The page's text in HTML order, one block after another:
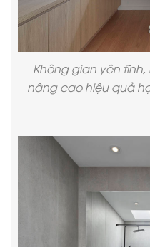
Không gian yên
nâng cao hiệu quả